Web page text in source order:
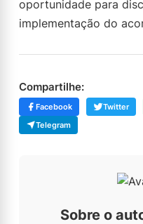
oportunidade para
implementação do
Compartilhe:
Facebook Twitter
Telegram
Sobre o